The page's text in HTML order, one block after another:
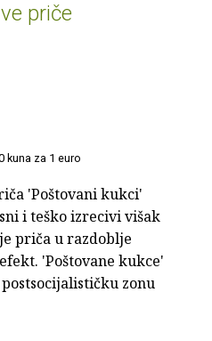
priče
kuna za 1 euro
'Poštovani kukci'
i teško izrecivi višak
priča u razdoblje
'Poštovane kukce'
zonu